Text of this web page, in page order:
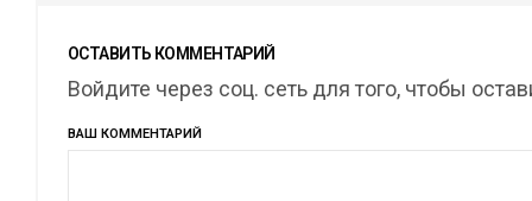
ОСТАВИТЬ КОММЕНТАРИЙ
Войдите через соц. сеть для того, чтобы
ВАШ КОММЕНТАРИЙ